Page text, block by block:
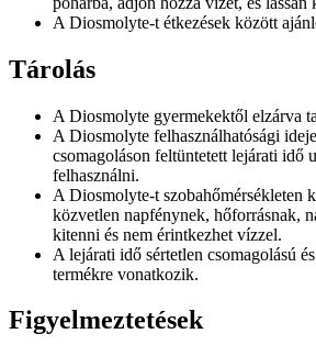
A Diosmolyte-t étkezések között
Tárolás
A Diosmolyte gyermekektől elzárva
A Diosmolyte felhasználhatósági
csomagoláson feltüntetett lejárati idő
felhasználni.
A Diosmolyte-t szobahőmérsékleten
közvetlen napfénynek, hőforrásnak,
kitenni és nem érintkezhet vízzel.
A lejárati idő sértetlen csomagolású
termékre vonatkozik.
Figyelmeztetések